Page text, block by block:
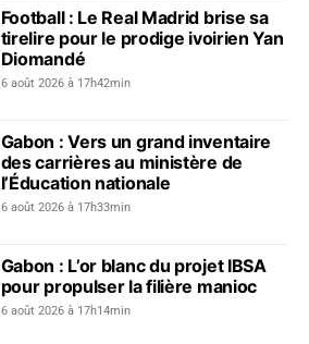
Football : Le Real Madrid brise sa
tirelire pour le prodige ivoirien Yan
Diomandé
6 août 2026 à 17h42min
Gabon : Vers un grand inventaire
des carrières au ministère de
l’Éducation nationale
6 août 2026 à 17h33min
Gabon : L’or blanc du projet IBSA
pour propulser la filière manioc
6 août 2026 à 17h14min